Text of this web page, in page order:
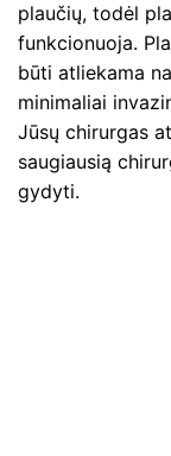
plaučių, todėl
funkcionuoja.
būti atliekama
minimaliai
Jūsų chirurgas
saugiausią
gydyti.